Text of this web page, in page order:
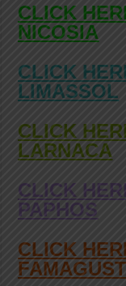
CLICK
NICOSIA
CLICK
LIMASSOL
CLICK
LARNACA
CLICK
PAPHOS
CLICK